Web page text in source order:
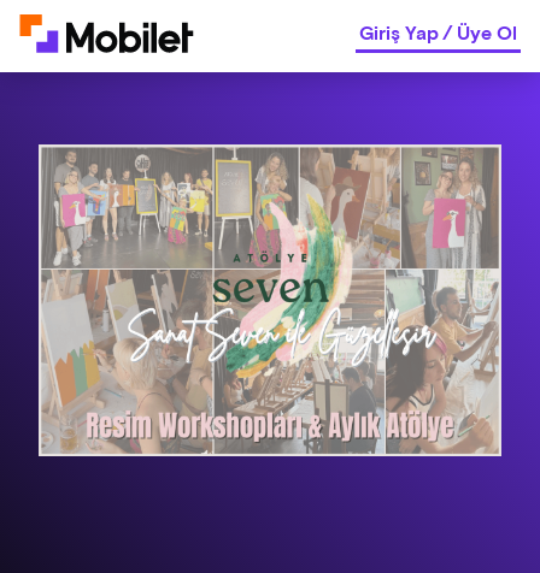
Giriş Yap/Üye Ol